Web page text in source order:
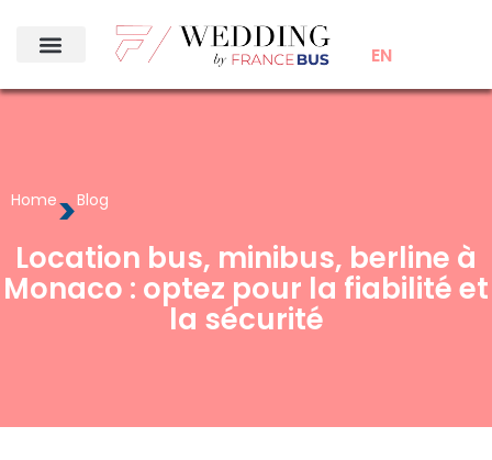
EN
Home>Blog
Location bus, minibus, berline à
Monaco : optez pour la fiabilité et
la sécurité